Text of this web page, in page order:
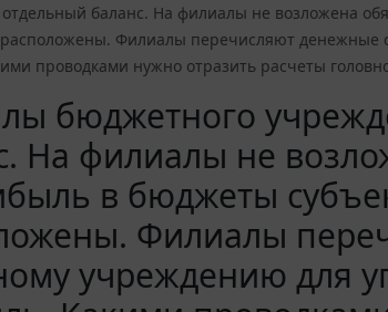
баланс. На филиалы не возложена
Филиалы перечисляют денежные
проводками нужно отразить расчеты
бюджетного
На филиалы не
в бюджеты
Филиалы
учреждению для